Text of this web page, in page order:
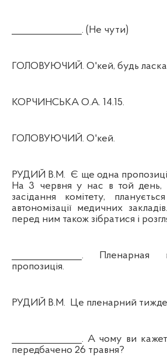
_______________. (Не чути)
ГОЛОВУЮЧИЙ. О'кей, будь ласка,
КОРЧИНСЬКА О.А. 14.15.
ГОЛОВУЮЧИЙ. О'кей.
РУДИЙ В.М. Є ще одна
На 3 червня у нас в той день,
засідання комітету,
автономізації медичних
перед ним також зібратися і
_______________.
пропозиція.
РУДИЙ В.М. Це пленарний
_______________. А чому ви
передбачено 26 травня?